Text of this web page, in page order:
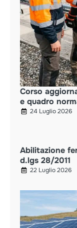
Corso
e quadro
24 Luglio 2026
Abilitazione
d.lgs 28/2011
22 Luglio 2026